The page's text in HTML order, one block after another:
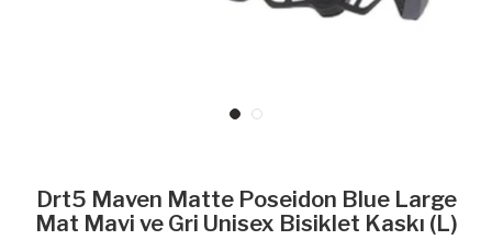
Drt5 Maven Matte Poseidon Blue Large
Mat Mavi ve Gri Unisex Bisiklet Kaskı (L)